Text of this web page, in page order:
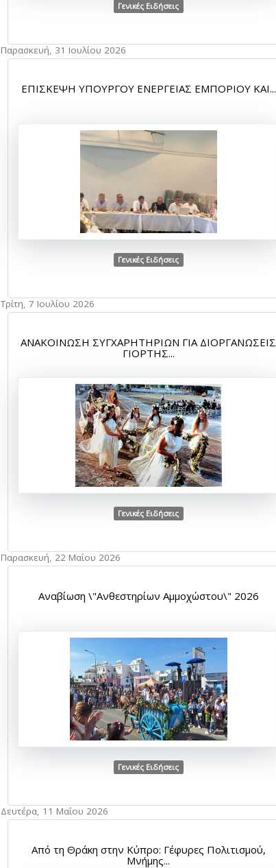
Γενικές Ειδήσεις
Παρασκευή, 31 Ιουλίου 2026
ΕΠΙΣΚΕΨΗ ΥΠΟΥΡΓΟΥ ΕΝΕΡΓΕΙΑΣ ΕΜΠΟΡΙΟΥ ΚΑΙ...
Γενικές Ειδήσεις
Τρίτη, 7 Ιουλίου 2026
ΑΝΑΚΟΙΝΩΣΗ ΣΥΓΧΑΡΗΤΗΡΙΩΝ ΓΙΑ ΔΙΟΡΓΑΝΩΣΕΙΣ
ΓΙΟΡΤΗΣ...
Γενικές Ειδήσεις
Παρασκευή, 22 Μαΐου 2026
Αναβίωση \"Ανθεστηρίων Αμμοχώστου\" 2026
Γενικές Ειδήσεις
Δευτέρα, 11 Μαΐου 2026
Από τη Θράκη στην Κύπρο: Γέφυρες Πολιτισμού,
Μνήμης...